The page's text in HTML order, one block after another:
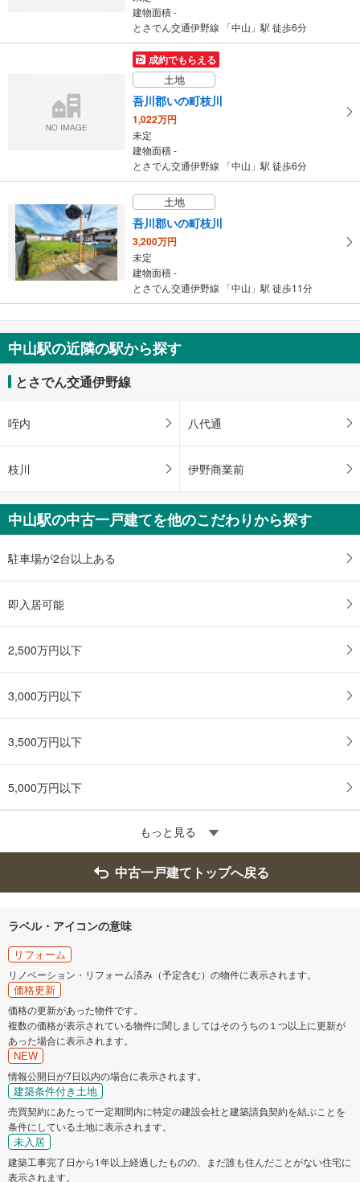
建物面積 -
とさでん交通伊野線 「中山」駅 徒歩6分
成約でもらえる
土地
吾川郡いの町枝川
1,022万円
未定
建物面積 -
とさでん交通伊野線 「中山」駅 徒歩6分
土地
吾川郡いの町枝川
3,200万円
未定
建物面積 -
とさでん交通伊野線 「中山」駅 徒歩11分
中山駅の近隣の駅から探す
とさでん交通伊野線
咥内 八代通
枝川 伊野商業前
中山駅の中古一戸建てを他のこだわりから探す
駐車場が2台以上ある
即入居可能
2,500万円以下
3,000万円以下
3,500万円以下
5,000万円以下
もっと見る
中古一戸建てトップへ戻る
ラベル・アイコンの意味
リフォーム
リノベーション・リフォーム済み（予定含む）の物件に表示されます。
価格更新
価格の更新があった物件です。
複数の価格が表示されている物件に関しましてはそのうちの１つ以上に更新が
あった場合に表示されます。
NEW
情報公開日が7日以内の場合に表示されます。
建築条件付き土地
売買契約にあたって一定期間内に特定の建設会社と建築請負契約を結ぶことを
条件にしている土地に表示されます。
未入居
建築工事完了日から1年以上経過したものの、まだ誰も住んだことがない住宅に
表示されます。